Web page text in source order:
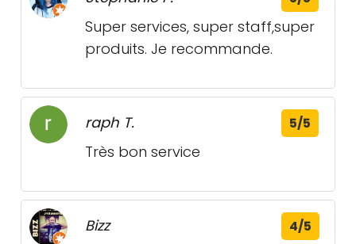
Super services, super staff,super
produits. Je recommande.
raph T. 5/5
Très bon service
Bizz 4/5